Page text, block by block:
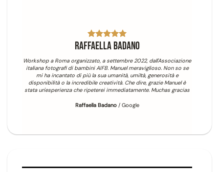
Raffaella Badano
Workshop a Roma organizzato, a settembre 2022, dall'Associazione
italiana fotografi di bambini AIFB. Manuel meraviglioso. Non so se
mi ha incantato di più la sua umanità, umiltà, generosità e
disponibilità o la incredibile creatività. Che dire, grazie Manuel è
stata un'esperienza che ripeterei immediatamente. Muchas gracias
Raffaella Badano / Google